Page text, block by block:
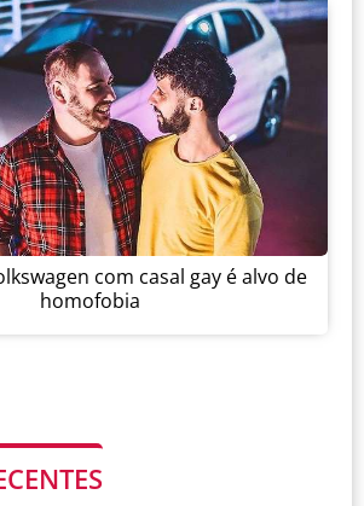
com casal gay é alvo de
homofobia